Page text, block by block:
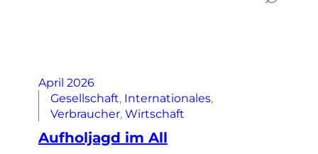
April 2026
Gesellschaft, Internationales
Verbraucher, Wirtschaft
Aufholjagd im All